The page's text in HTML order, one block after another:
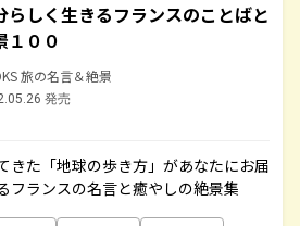
らしく生きるフランスのことばと
１００
旅の名言＆絶景
発売
きた「地球の歩き方」があなたにお届
フランスの名言と癒やしの絶景集